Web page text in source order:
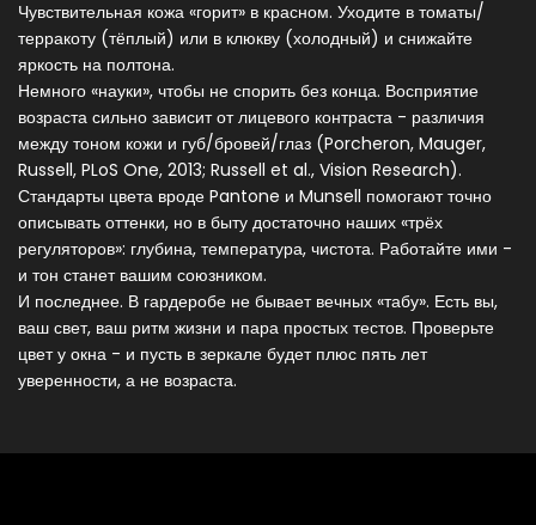
Чувствительная кожа «горит» в красном. Уходите в томаты/
терракоту (тёплый) или в клюкву (холодный) и снижайте
яркость на полтона.
Немного «науки», чтобы не спорить без конца. Восприятие
возраста сильно зависит от лицевого контраста - различия
между тоном кожи и губ/бровей/глаз (Porcheron, Mauger,
Russell, PLoS One, 2013; Russell et al., Vision Research).
Стандарты цвета вроде Pantone и Munsell помогают точно
описывать оттенки, но в быту достаточно наших «трёх
регуляторов»: глубина, температура, чистота. Работайте ими -
и тон станет вашим союзником.
И последнее. В гардеробе не бывает вечных «табу». Есть вы,
ваш свет, ваш ритм жизни и пара простых тестов. Проверьте
цвет у окна - и пусть в зеркале будет плюс пять лет
уверенности, а не возраста.